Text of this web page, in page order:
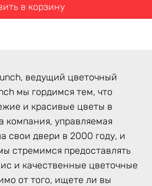
в корзину
ведущий цветочный
мы гордимся тем, что
и красивые цветы в
компания, управляемая
свои двери в 2000 году, и
стремимся предоставлять
и качественные цветочные
от того, ищете ли вы